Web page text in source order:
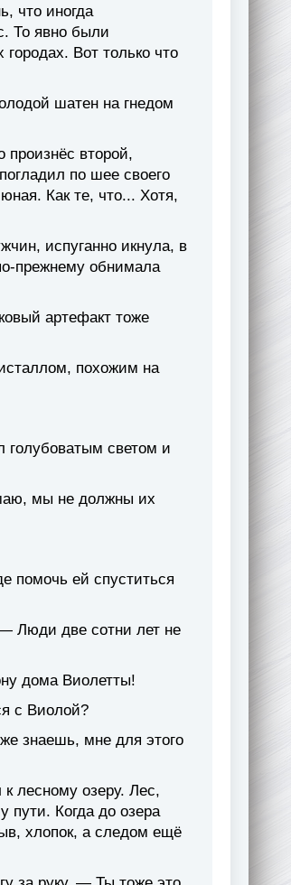
что иногда
То явно были
Вот только что
шатен на гнедом
второй,
по шее своего
Как те, что... Хотя,
испуганно икнула, в
прежнему обнимала
артефакт тоже
похожим на
голубоватым светом и
мы не должны их
помочь ей спуститься
Люди две сотни лет не
дома Виолетты!
с Виолой?
знаешь, мне для этого
лесному озеру. Лес,
пути. Когда до озера
хлопок, а следом ещё